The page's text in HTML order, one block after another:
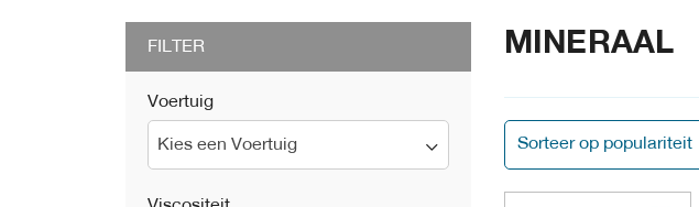
FILTER
Voertuig
Kies een Voertuig
MINERAAL